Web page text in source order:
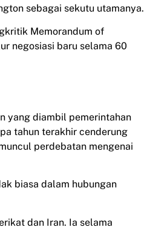
sebagai sekutu utamanya.
Memorandum of
negosiasi baru selama 60
yang diambil pemerintahan
tahun terakhir cenderung
perdebatan mengenai
biasa dalam hubungan
dan Iran. Ia selama